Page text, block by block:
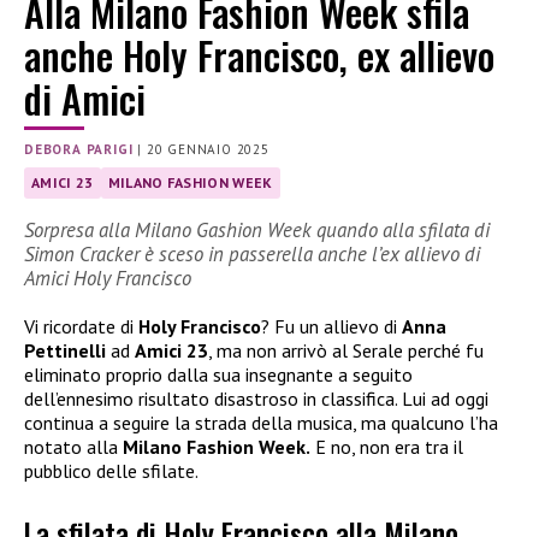
anche Holy Francisco, ex allievo
di Amici
DEBORA PARIGI | 20 GENNAIO 2025
AMICI 23 MILANO FASHION WEEK
Sorpresa alla Milano Gashion Week quando alla sfilata di
Simon Cracker è sceso in passerella anche l’ex allievo di
Amici Holy Francisco
Vi ricordate di Holy Francisco? Fu un allievo di Anna
Pettinelli ad Amici 23, ma non arrivò al Serale perché fu
eliminato proprio dalla sua insegnante a seguito
dell’ennesimo risultato disastroso in classifica. Lui ad oggi
continua a seguire la strada della musica, ma qualcuno l’ha
notato alla Milano Fashion Week. E no, non era tra il
pubblico delle sfilate.